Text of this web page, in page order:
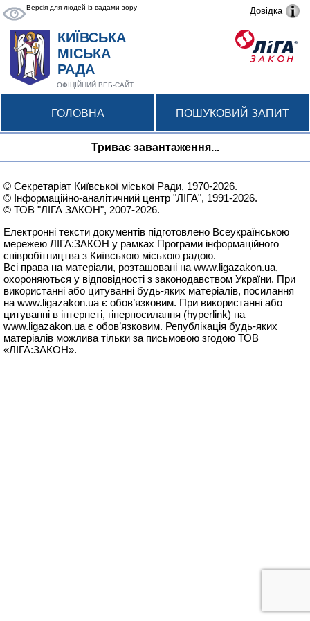
Довідка
Версія для людей із вадами зору
КИЇВСЬКА
МІСЬКА
РАДА
ОФІЦІЙНИЙ ВЕБ-САЙТ
ГОЛОВНА ПОШУКОВИЙ ЗАПИТ
Триває завантаження...
© Секретаріат Київської міської Ради, 1970-2026.
© Інформаційно-аналітичний центр "ЛІГА", 1991-2026.
© ТОВ "ЛІГА ЗАКОН", 2007-2026.
Електронні тексти документів підготовлено Всеукраїнською
мережею ЛІГА:ЗАКОН у рамках Програми інформаційного
співробітництва з Київською міською радою.
Всі права на матеріали, розташовані на www.ligazakon.ua,
охороняються у відповідності з законодавством України. При
використанні або цитуванні будь-яких матеріалів, посилання
на www.ligazakon.ua є обов’язковим. При використанні або
цитуванні в інтернеті, гіперпосилання (hyperlink) на
www.ligazakon.ua є обов’язковим. Републікація будь-яких
матеріалів можлива тільки за письмовою згодою ТОВ
«ЛІГА:ЗАКОН».